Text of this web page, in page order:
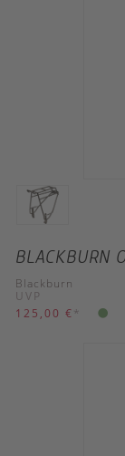
BLACKBURN
Blackburn
UVP
125,00 € *